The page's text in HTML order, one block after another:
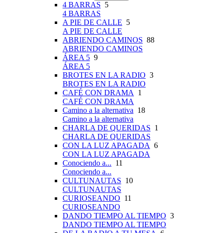
4 BARRAS 5
4 BARRAS
A PIE DE CALLE 5
A PIE DE CALLE
ABRIENDO CAMINOS 88
ABRIENDO CAMINOS
ÁREA 5 9
ÁREA 5
BROTES EN LA RADIO 3
BROTES EN LA RADIO
CAFÉ CON DRAMA
1
CAFÉ CON DRAMA
Camino a la alternativa 18
Camino a la alternativa
CHARLA DE QUERIDAS 1
CHARLA DE QUERIDAS
CON LA LUZ APAGADA 6
CON LA LUZ APAGADA
Conociendo a... 11
Conociendo a...
CULTUNAUTAS 10
CULTUNAUTAS
CURIOSEANDO 11
CURIOSEANDO
DANDO TIEMPO AL TIEMPO 3
DANDO TIEMPO AL TIEMPO